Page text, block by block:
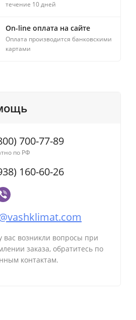
течение 10 дней
On-line оплата на сайте
Оплата производится банковскими
картами
700-77-89
по РФ
160-60-26
вас возникли вопросы при
заказа, обратитесь по
контактам.